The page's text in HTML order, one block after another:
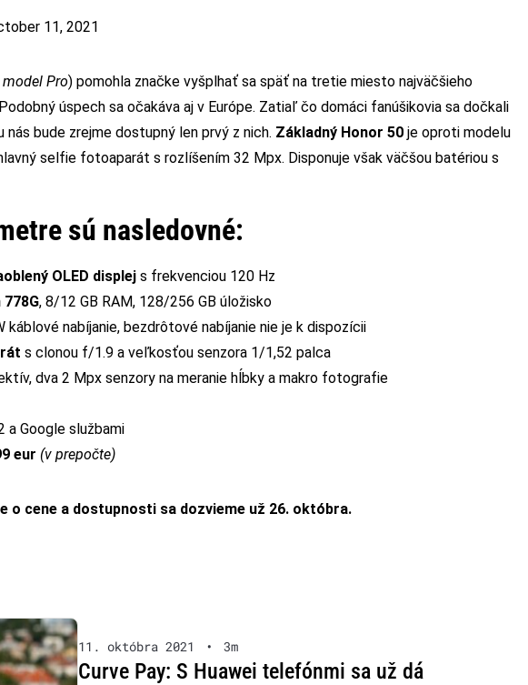
11, 2021
Pro) pomohla značke vyšplhať sa späť na tretie miesto najväčšieho
úspech sa očakáva aj v Európe. Zatiaľ čo domáci fanúšikovia sa dočkali
nás bude zrejme dostupný len prvý z nich. Základný Honor 50 je oproti modelu
selfie fotoaparát s rozlíšením 32 Mpx. Disponuje však väčšou batériou s
sú nasledovné:
OLED displej s frekvenciou 120 Hz
, 8/12 GB RAM, 128/256 GB úložisko
káblové nabíjanie, bezdrôtové nabíjanie nie je k dispozícii
s clonou f/1.9 a veľkosťou senzora 1/1,52 palca
dva 2 Mpx senzory na meranie hĺbky a makro fotografie
a Google službami
eur (v prepočte)
o cene a dostupnosti sa dozvieme už 26. októbra.
11. októbra 2021 • 3m
Curve Pay: S Huawei telefónmi sa už dá